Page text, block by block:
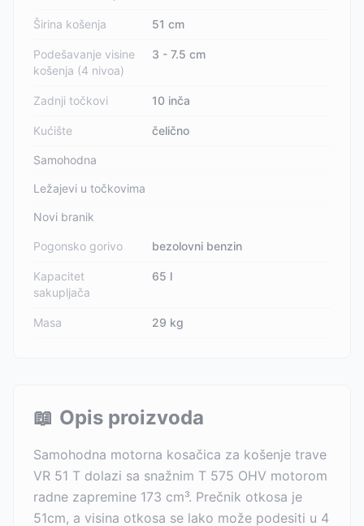
Širina košenja 51 cm
Podešavanje visine
košenja (4 nivoa)
3 - 7.5 cm
Zadnji točkovi 10 inča
Kućište čelično
Samohodna
Ležajevi u točkovima
Novi branik
Pogonsko gorivo bezolovni benzin
Kapacitet
sakupljača
65 l
Masa 29 kg
📖 Opis proizvoda
Samohodna motorna kosačica za košenje trave
VR 51 T dolazi sa snažnim T 575 OHV motorom
radne zapremine 173 cm³. Prečnik otkosa je
51cm, a visina otkosa se lako može podesiti u 4